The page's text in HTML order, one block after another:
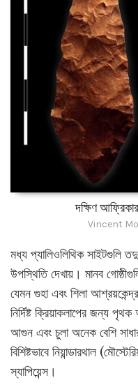
দক্ষিণ
Vincent
মধ্য প্যালিওলিথিক সাইটগুলি
উপস্থিতি দেখায়। মানব
যেমন গুহা এবং শিলা
নির্দিষ্ট ক্রিয়াকলাপের জন্য
আগুন এবং চুলা অনেক বেশি
বিশিষ্টভাবে নিয়ান্ডারথাল
স্যাপিয়েন্স।